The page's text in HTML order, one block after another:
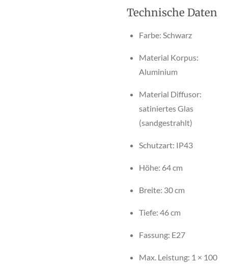
Technische Daten
Farbe: Schwarz
Material Korpus:
Aluminium
Material Diffusor:
satiniertes Glas
(sandgestrahlt)
Schutzart: IP43
Höhe: 64 cm
Breite: 30 cm
Tiefe: 46 cm
Fassung: E27
Max. Leistung: 1 × 100